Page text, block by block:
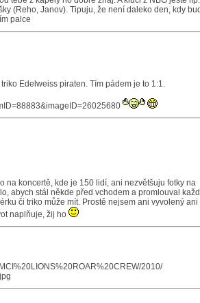
(Reho, Janov). Tipuju, že není daleko den, kdy
palce
Edelweiss piraten. Tím pádem je to 1:1.
na koncertě, kde je 150 lidí, ani nezvětšuju fotky na
abych stál někde před vchodem a promlouval
či triko může mít. Prostě nejsem ani vyvolený ani
naplňuje, žij ho
2010/